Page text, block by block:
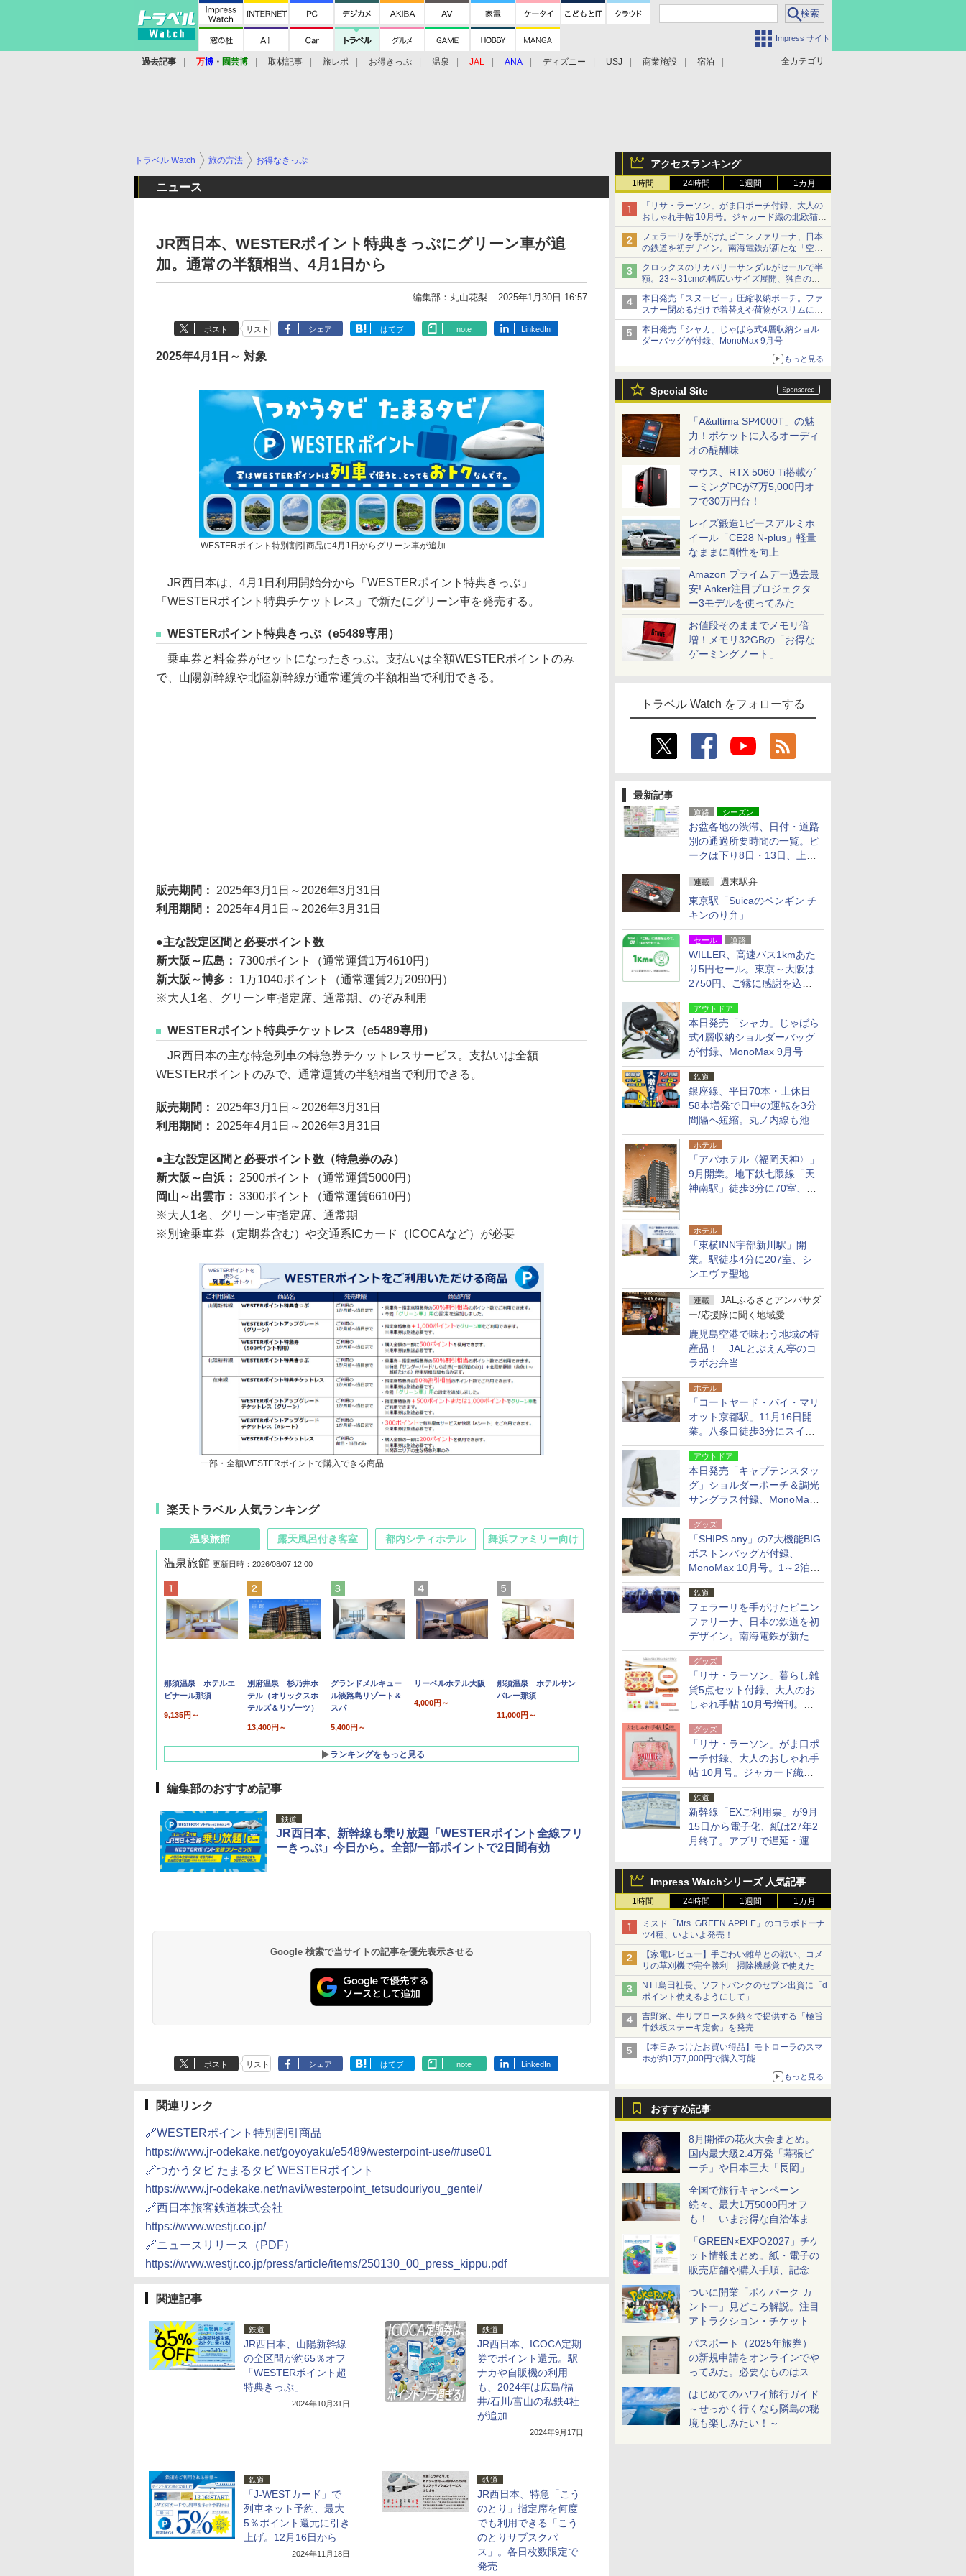
Impress サイト
全カテゴリ
過去記事 万博 ・ 園芸博 取材記事 旅レポ お得きっぷ 温泉 JAL ANA ディズニー USJ 商業施設 宿泊
アクセスランキング
1時間 24時間 1週間 1カ月
「リサ・ラーソン」がま口ポーチ付録、大人の
おしゃれ手帖 10月号。ジャカード織の北欧猫デ
ザイン
フェラーリを手がけたピニンファリーナ、日本
の鉄道を初デザイン。南海電鉄が新たな「空港
特急」をなにわ筋線へ導入
クロックスのリカバリーサンダルがセールで半
額。23～31cmの幅広いサイズ展開、独自のク
ッション素材を採用
本日発売「スヌーピー」圧縮収納ポーチ。ファ
スナー閉めるだけで着替えや荷物がスリムにま
とまる
本日発売「シャカ」じゃばら式4層収納ショル
ダーバッグが付録、MonoMax 9月号
もっと見る
Special Site
「A&ultima SP4000T」の魅
力！ポケットに入るオーディ
オの醍醐味
マウス、RTX 5060 Ti搭載ゲ
ーミングPCが7万5,000円オ
フで30万円台！
レイズ鍛造1ピースアルミホ
イール「CE28 N-plus」軽量
なままに剛性を向上
Amazon プライムデー過去最
安! Anker注目プロジェクタ
ー3モデルを使ってみた
お値段そのままでメモリ倍
増！メモリ32GBの「お得な
ゲーミングノート」
トラベル Watch をフォローする
最新記事
道路 シーズン
お盆各地の渋滞、日付・道路
別の通過所要時間の一覧。ピ
ークは下り8日・13日、上り
14日・15日
連載 週末駅弁
東京駅「Suicaのペンギン チ
キンのり弁」
セール 道路
WILLER、高速バス1kmあた
り5円セール。東京～大阪は
2750円、ご縁に感謝を込め
た20周年記念キャンペーン
アウトドア
本日発売「シャカ」じゃばら
式4層収納ショルダーバッグ
が付録、MonoMax 9月号
鉄道
銀座線、平日70本・土休日
58本増発で日中の運転を3分
間隔へ短縮。丸ノ内線も池袋
～中野坂上を4分間隔に
ホテル
「アパホテル〈福岡天神〉」
9月開業。地下鉄七隈線「天
神南駅」徒歩3分に70室、エ
ホテル
「東横INN宇部新川駅」開
業。駅徒歩4分に207室、シ
ンエヴァ聖地
連載
JALふるさとアンバサダ
ー/応援隊に聞く地域愛
鹿児島空港で味わう地域の特
産品！ JALとぶえん亭のコ
ラボお弁当
ホテル
「コートヤード・バイ・マリ
オット京都駅」11月16日開
業。八条口徒歩3分にスイー
ト含む全270室、ダイニング
も併設
アウトドア
本日発売「キャプテンスタッ
グ」ショルダーポーチ＆調光
サングラス付録、MonoMax
9月号増刊
グッズ
「SHIPS any」の7大機能BIG
ボストンバッグが付録、
MonoMax 10月号。1～2泊の
荷物、キャリーオンも可能
鉄道
フェラーリを手がけたピニン
ファリーナ、日本の鉄道を初
デザイン。南海電鉄が新たな
「空港特急」をなにわ筋線へ
導入
グッズ
「リサ・ラーソン」暮らし雑
貨5点セット付録、大人のお
しゃれ手帖 10月号増刊。
USBケーブルや缶ケースなど
グッズ
「リサ・ラーソン」がま口ポ
ーチ付録、大人のおしゃれ手
帖 10月号。ジャカード織の
北欧猫デザイン
鉄道
新幹線「EXご利用票」が9月
15日から電子化、紙は27年2
月終了。アプリで遅延・運休
Impress Watchシリーズ 人気記事
1時間 24時間 1週間 1カ月
ミスド「Mrs. GREEN APPLE」のコラボドーナ
ツ4種、いよいよ発売！
【家電レビュー】手ごわい雑草との戦い、コメ
リの草刈機で完全勝利 掃除機感覚で使えた
NTT島田社長、ソフトバンクのセブン出資に「d
ポイント使えるようにして」
吉野家、牛リブロースを熱々で提供する「極旨
牛鉄板ステーキ定食」を発売
【本日みつけたお買い得品】モトローラのスマ
ホが約1万7,000円で購入可能
もっと見る
おすすめ記事
8月開催の花火大会まとめ。
国内最大級2.4万発「幕張ビ
ーチ」や日本三大「長岡」な
ど大型イベント目白押し！
全国で旅行キャンペーン
続々、最大1万5000円オフ
も！ いまお得な自治体まと
め
「GREEN×EXPO2027」チケ
ット情報まとめ。紙・電子の
販売店舗や購入手順、記念チ
ケットも解説
ついに開業「ポケパーク カ
ントー」見どころ解説。注目
アトラクション・チケット手
配・来場前に必要な準備は？
パスポート（2025年旅券）
の新規申請をオンラインでや
ってみた。必要なものはスマ
ホとマイナカードのみ
はじめてのハワイ旅行ガイド
～せっかく行くなら隣島の秘
境も楽しみたい！～
トラベル Watch 旅の方法 お得なきっぷ
ニュース
JR西日本、WESTERポイント特典きっぷにグリーン車が追
加。通常の半額相当、4月1日から
編集部：丸山花梨 2025年1月30日 16:57
ポスト リスト シェア はてブ note LinkedIn
2025年4月1日～ 対象
WESTERポイント特別割引商品に4月1日からグリーン車が追加
JR西日本は、4月1日利用開始分から「WESTERポイント特典きっぷ」
「WESTERポイント特典チケットレス」で新たにグリーン車を発売する。
WESTERポイント特典きっぷ（e5489専用）
乗車券と料金券がセットになったきっぷ。支払いは全額WESTERポイントのみ
で、山陽新幹線や北陸新幹線が通常運賃の半額相当で利用できる。
販売期間： 2025年3月1日～2026年3月31日
利用期間： 2025年4月1日～2026年3月31日
主な設定区間と必要ポイント数
新大阪～広島： 7300ポイント（通常運賃1万4610円）
新大阪～博多： 1万1040ポイント（通常運賃2万2090円）
※大人1名、グリーン車指定席、通常期、のぞみ利用
WESTERポイント特典チケットレス（e5489専用）
JR西日本の主な特急列車の特急券チケットレスサービス。支払いは全額
WESTERポイントのみで、通常運賃の半額相当で利用できる。
販売期間： 2025年3月1日～2026年3月31日
利用期間： 2025年4月1日～2026年3月31日
主な設定区間と必要ポイント数（特急券のみ）
新大阪～白浜： 2500ポイント（通常運賃5000円）
岡山～出雲市： 3300ポイント（通常運賃6610円）
※大人1名、グリーン車指定席、通常期
※別途乗車券（定期券含む）や交通系ICカード（ICOCAなど）が必要
一部・全額WESTERポイントで購入できる商品
楽天トラベル 人気ランキング
温泉旅館
温泉旅館 更新日時：2026/08/07 12:00
那須温泉 ホテルエ
ピナール那須
9,135円～
別府温泉 杉乃井ホ
テル（オリックスホ
テルズ＆リゾーツ）
13,400円～
グランドメルキュー
ル淡路島リゾート＆
スパ
5,400円～
リーベルホテル大阪
4,000円～
那須温泉 ホテルサン
バレー那須
11,000円～
ランキングをもっと見る
露天風呂付き客室
10,450円～
19,541円～
都内シティホテル 舞浜ファミリー向け
7,950円～
5,758円～
編集部のおすすめ記事
鉄道
JR西日本、新幹線も乗り放題「WESTERポイント全線フリ
ーきっぷ」今日から。全部/一部ポイントで2日間有効
Google 検索で当サイトの記事を優先表示させる
ポスト リスト シェア はてブ note LinkedIn
関連リンク
🔗WESTERポイント特別割引商品
https://www.jr-odekake.net/goyoyaku/e5489/westerpoint-use/#use01
🔗つかうタビ たまるタビ WESTERポイント
https://www.jr-odekake.net/navi/westerpoint_tetsudouriyou_gentei/
🔗西日本旅客鉄道株式会社
https://www.westjr.co.jp/
🔗ニュースリリース（PDF）
https://www.westjr.co.jp/press/article/items/250130_00_press_kippu.pdf
関連記事
鉄道
JR西日本、山陽新幹線
の全区間が約65％オフ
「WESTERポイント超
特典きっぷ」
2024年10月31日
鉄道
JR西日本、ICOCA定期
券でポイント還元。駅
ナカや自販機の利用
も、2024年は広島/福
井/石川/富山の私鉄4社
が追加
2024年9月17日
鉄道
「J-WESTカード」で
列車ネット予約、最大
5％ポイント還元に引き
上げ。12月16日から
2024年11月18日
鉄道
JR西日本、特急「こう
のとり」指定席を何度
でも利用できる「こう
のとりサブスクパ
ス」。各日枚数限定で
発売